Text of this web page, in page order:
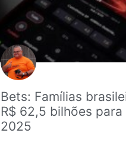
Bets: Famílias
R$ 62,5 bilhões
2025